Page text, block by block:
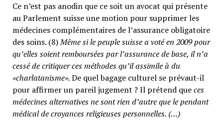
Ce n’est pas anodin que ce soit un avocat qui présente
au Parlement suisse une motion pour supprimer les
médecines complémentaires de l’assurance obligatoire
des soins. (8)Même si le peuple suisse a voté en 2009 pour
qu’elles soient remboursées par l’assurance de base, il n’a
cessé de critiquer ces méthodes qu’il assimile à du
«charlatanisme».De quel bagage culturel se prévaut-il
pour affirmer un pareil jugement ? Il prétend queces
médecines alternatives ne sont rien d’autre que le pendant
médical de croyances religieuses personnelles. (…)